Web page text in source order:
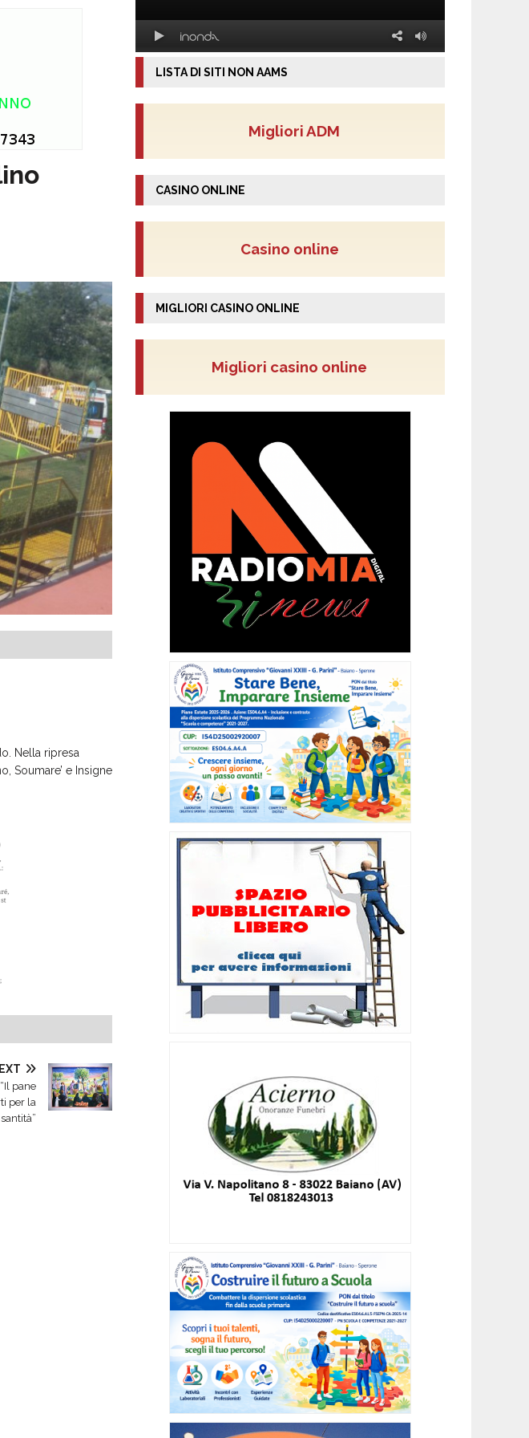
Nella ripresa
Soumare’ e Insigne
pane
per la
santità”
LISTA DI SITI NON AAMS
Migliori ADM
CASINO ONLINE
Casino online
MIGLIORI CASINO ONLINE
Migliori casino online